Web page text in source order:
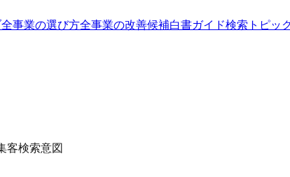
全事業の選び方全事業の改善候補白書ガイド検索トピッ
客検索意図